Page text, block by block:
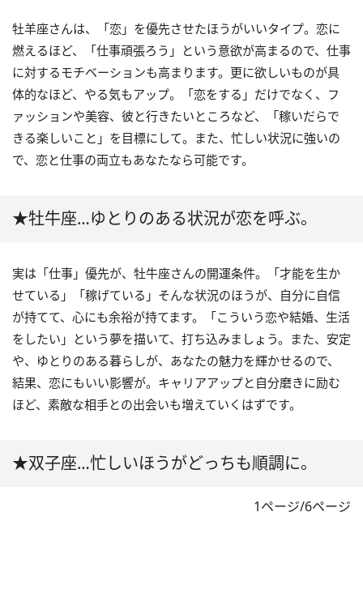
牡羊座さんは、「恋」を優先させたほうがいいタイプ。恋に
燃えるほど、「仕事頑張ろう」という意欲が高まるので、仕事
に対するモチベーションも高まります。更に欲しいものが具
体的なほど、やる気もアップ。「恋をする」だけでなく、フ
ァッションや美容、彼と行きたいところなど、「稼いだらで
きる楽しいこと」を目標にして。また、忙しい状況に強いの
で、恋と仕事の両立もあなたなら可能です。
★牡牛座…ゆとりのある状況が恋を呼ぶ。
実は「仕事」優先が、牡牛座さんの開運条件。「才能を生か
せている」「稼げている」そんな状況のほうが、自分に自信
が持てて、心にも余裕が持てます。「こういう恋や結婚、生活
をしたい」という夢を描いて、打ち込みましょう。また、安定
や、ゆとりのある暮らしが、あなたの魅力を輝かせるので、
結果、恋にもいい影響が。キャリアアップと自分磨きに励む
ほど、素敵な相手との出会いも増えていくはずです。
★双子座…忙しいほうがどっちも順調に。
1ページ/6ページ